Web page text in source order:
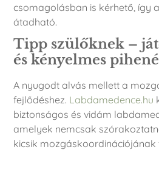
csomagolásban is kérhető, így
átadható.
Tipp szülőknek –
és kényelmes
A nyugodt alvás mellett a
fejlődéshez. Labdamedence.hu
biztonságos és vidám
amelyek nemcsak
kicsik mozgáskoordinációjának